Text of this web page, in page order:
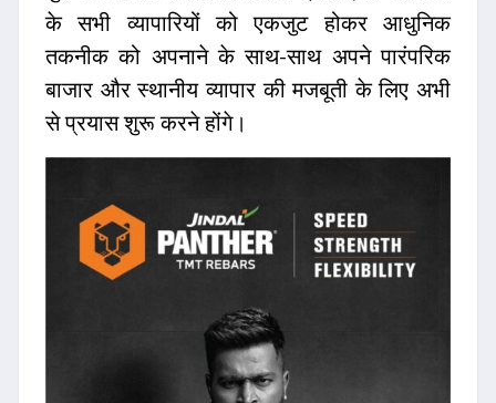
के सभी व्यापारियों को एकजुट होकर आधुनिक
तकनीक को अपनाने के साथ-साथ अपने पारंपरिक
बाजार और स्थानीय व्यापार की मजबूती के लिए अभी
से प्रयास शुरू करने होंगे।